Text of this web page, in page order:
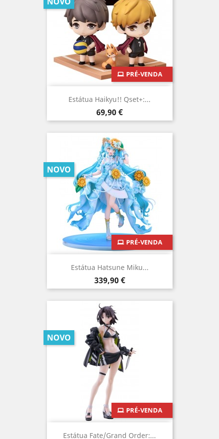
Estátua Haikyu!! Qset+:...
Preço
69,90 €
PRÉ-VENDA
Estátua Hatsune Miku...
Preço
339,90 €
PRÉ-VENDA
NOVO
Estátua Fate/Grand Order:...
PRÉ-VENDA
NOVO